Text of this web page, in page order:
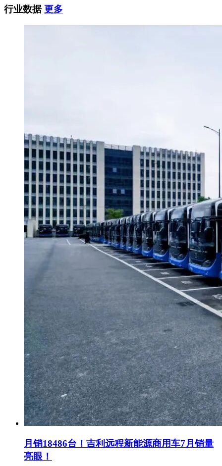
行业数据更多
月销18486台！吉利远程新能源商用车7月销量
亮眼！